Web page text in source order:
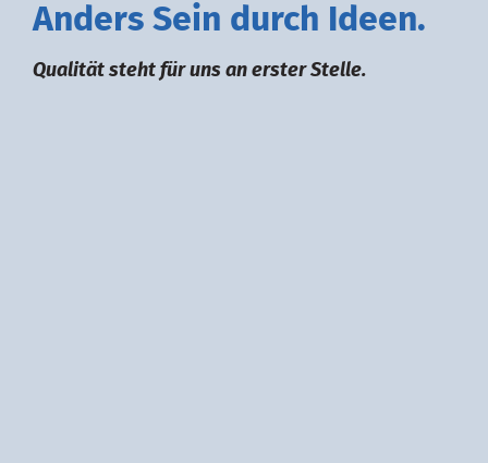
Anders Sein durch deen.
Qualität steht für uns an erster Stelle.